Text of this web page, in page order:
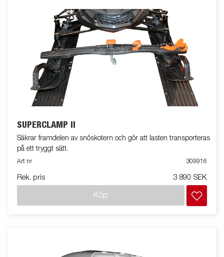
SUPERCLAMP II
Säkrar framdelen av snöskotern och gör att lasten transporteras
på ett tryggt sätt.
Art nr 309916
Rek. pris 3 890 SEK
Köp